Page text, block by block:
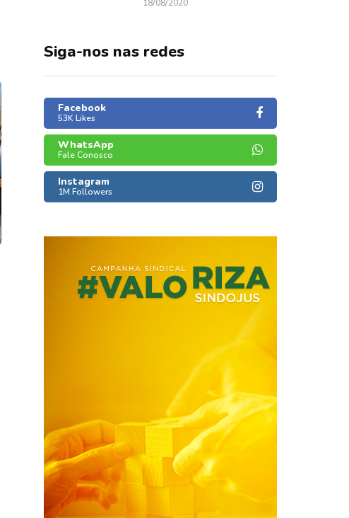
18/08/2020
Siga-nos nas redes
Facebook
53K Likes
WhatsApp
Fale Conosco
Instagram
1M Followers